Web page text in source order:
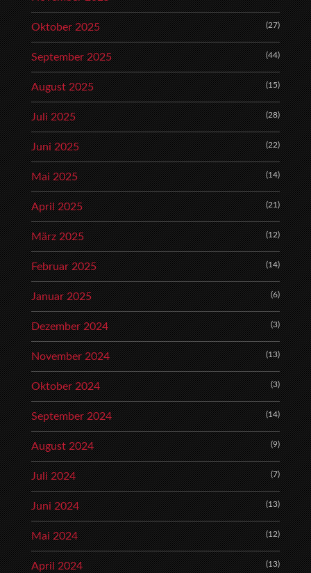
Oktober 2025 (27)
September 2025 (44)
August 2025 (15)
Juli 2025 (28)
Juni 2025 (22)
Mai 2025 (14)
April 2025 (21)
März 2025 (12)
Februar 2025 (14)
Januar 2025 (6)
Dezember 2024 (3)
November 2024 (13)
Oktober 2024 (3)
September 2024 (14)
August 2024 (9)
Juli 2024 (7)
Juni 2024 (13)
Mai 2024 (12)
April 2024 (13)